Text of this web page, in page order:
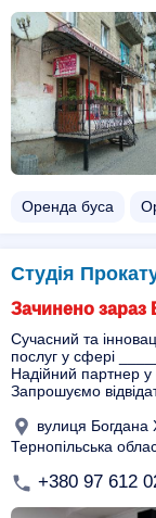
Оренда буса
Студія
Зачинено зараз
Сучасний та
послуг у сфері
Надійний партнер у
Запрошуємо
вулиця Богдана
Тернопільська
+380 97 612